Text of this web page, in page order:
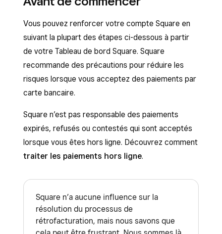
Vous pouvez renforcer votre compte Square en
suivant la plupart des étapes ci-dessous à partir
de votre Tableau de bord Square. Square
recommande des précautions pour réduire les
risques lorsque vous acceptez des paiements par
carte bancaire.
Square n’est pas responsable des paiements
expirés, refusés ou contestés qui sont acceptés
lorsque vous êtes hors ligne. Découvrez comment
traiter les paiements hors ligne.
Square n’a aucune influence sur la
résolution du processus de
rétrofacturation, mais nous savons que